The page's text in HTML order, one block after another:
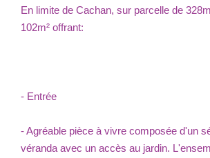
En limite de Cachan, sur parcelle de
102m² offrant:
- Entrée
- Agréable pièce à vivre composée d'un
véranda avec un accès au jardin.